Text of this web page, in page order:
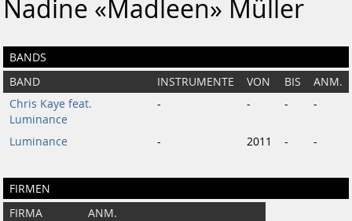
Nadine «Madleen» Müller
BANDS
BAND INSTRUMENTE VON BIS
ANM.
Chris Kaye feat.
Luminance
- - - -
Luminance - 2011 - -
FIRMEN
FIRMA
ANM.